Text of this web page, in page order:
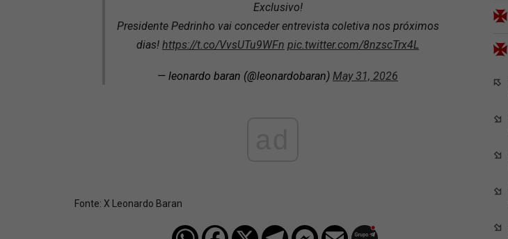
Exclusivo!
Presidente Pedrinho vai conceder entrevista coletiva nos próximos
dias! https://t.co/VvsUTu9WFn pic.twitter.com/8nzscTrx4L
— leonardo baran (@leonardobaran) May 31, 2026
Fonte: X Leonardo Baran